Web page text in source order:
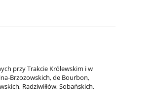
przy Trakcie Królewskim i w
Brzozowskich, de Bourbon,
Radziwiłłów, Sobańskich,